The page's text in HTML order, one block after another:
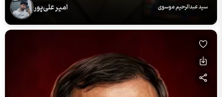
سید عبدالرحیم موسوی امیر علی‌پور